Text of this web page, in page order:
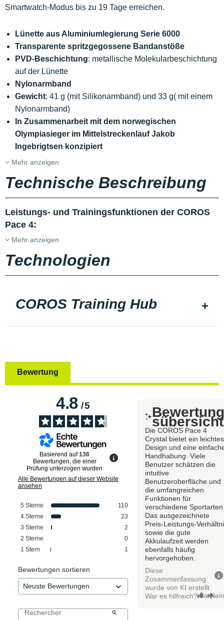
Smartwatch-Modus bis zu 19 Tage erreichen.
Lünette aus Aluminiumlegierung Serie 6000
Transparente spritzgegossene Bandanstöße
PVD-Beschichtung: metallische Molekularbeschichtung
auf der Lünette
Nylonarmband
Gewicht: 41 g (mit Silikonarmband) und 33 g( mit einem
Nylonarmband)
In Zusammenarbeit mit dem norwegischen
Olympiasieger im Mittelstreckenlauf Jakob
Ingebrigtsen konzipiert
Mehr anzeigen
Technische Beschreibung
Leistungs- und Trainingsfunktionen der COROS
Pace 4:
Mehr anzeigen
Technologien
COROS Training Hub
Bewertung
4.8/5
Basierend auf136
Bewertungen, die einer
Prüfung unterzogen wurden
Alle Bewertungen auf dieser Website
ansehen
5 Sterne
110
4 Sterne
23
3 Sterne
2
2 Sterne
0
1 Stern 1
Bewertungen sortieren
sübersicht
Die COROS Pace 4
Crystal bietet ein leichtes
Design und eine
Handhabung. Viele
Benutzer schätzen die
intuitive
Benutzeroberfläche und
die umfangreichen
Funktionen für
verschiedene
Das ausgezeichnete
Preis-Leistungs-
sowie die gute
Akkulaufzeit werden
ebenfalls häufig
hervorgehoben.
Diese
Zusammenfassung
wurde von KI erstellt
War es hilfreich? Ja